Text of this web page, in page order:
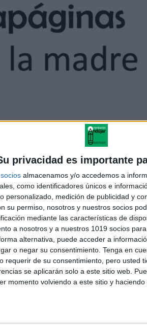
privacidad es importante
socios almacenamos y/o accedemos a
como identificadores únicos e
personalizado, medición de publicidad y
su permiso, nosotros y nuestros socios
mediante las características de
a nosotros y a nuestros 1019 socios
alternativa, puede acceder a
o negar su consentimiento. Tenga en
requerir de su consentimiento, pero usted
se aplicarán solo a este sitio web.
momento volviendo a este sitio y